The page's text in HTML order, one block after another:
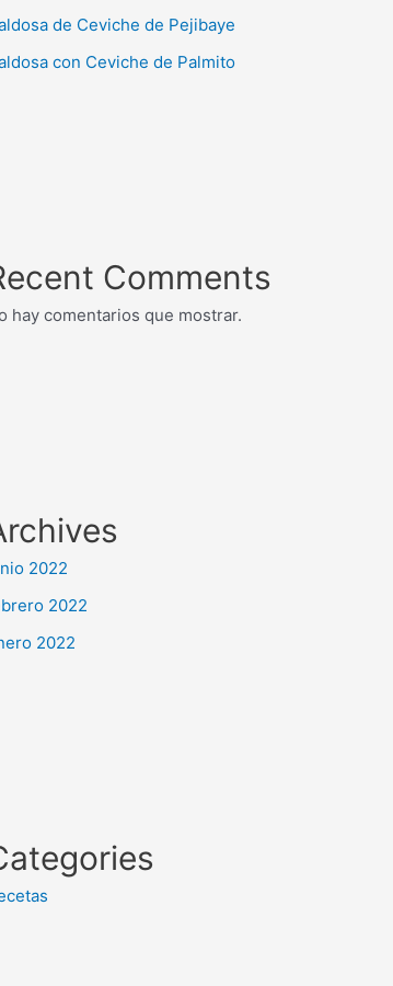
de Ceviche de Pejibaye
con Ceviche de Palmito
Comments
hay comentarios que mostrar.
2022
2022
2022